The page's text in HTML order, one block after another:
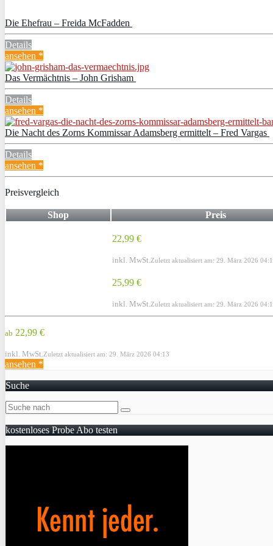
Die Ehefrau – Freida McFadden
Details
ansehen *
Das Vermächtnis – John Grisham
Details
ansehen *
Die Nacht des Zorns Kommissar Adamsberg ermittelt – Fred Vargas
Details
ansehen *
Preisvergleich
Shop Preis
22,99 €
inkl. MwSt. Zuletzt aktualisiert am: 29. März 2026
25,99 €
inkl. MwSt. Zuletzt aktualisiert am: 29. März 2026
ab 22,99 €
inkl. MwSt. Zuletzt aktualisiert am: 29. März 2026 04:13
ansehen *
Suche
kostenloses Probe Abo testen